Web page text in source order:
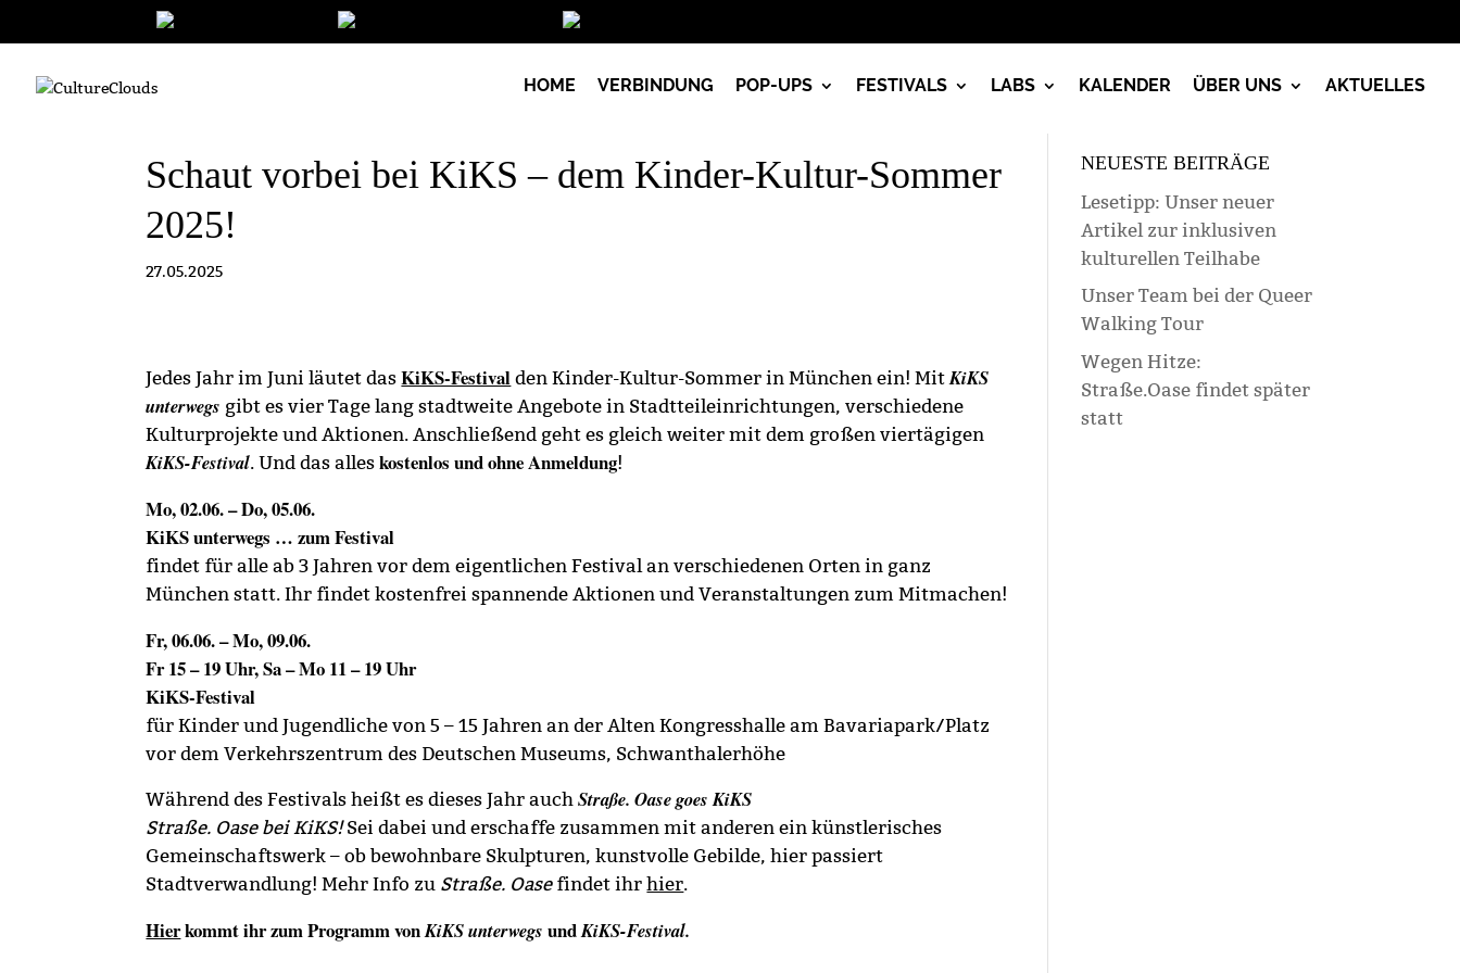
HOME VERBINDUNG POP-UPS FESTIVALS LABS KALENDER ÜBER UNS AKTUELLES
Schaut vorbei bei KiKS – dem Kinder-Kultur-Sommer
2025!
27.05.2025
Jedes Jahr im Juni läutet dasKiKS-Festival den Kinder-Kultur-Sommer in München ein! MitKiKS
unterwegs gibt es vier Tage lang stadtweite Angebote in Stadtteileinrichtungen, verschiedene
Kulturprojekte und Aktionen. Anschließend geht es gleich weiter mit dem großen viertägigen
KiKS-Festival. Und das alleskostenlos und ohne Anmeldung!
Mo, 02.06. – Do, 05.06.
KiKS unterwegs … zum Festival
findet für alle ab 3 Jahren vor dem eigentlichen Festival an verschiedenen Orten in ganz
München statt. Ihr findet kostenfrei spannende Aktionen und Veranstaltungen zum Mitmachen!
Fr, 06.06. – Mo, 09.06.
Fr 15 – 19 Uhr, Sa – Mo 11 – 19 Uhr
KiKS-Festival
für Kinder und Jugendliche von 5 – 15 Jahren an der Alten Kongresshalle am Bavariapark/Platz
vor dem Verkehrszentrum des Deutschen Museums, Schwanthalerhöhe
Während des Festivals heißt es dieses Jahr auchStraße. Oase goes KiKS
Straße. Oase bei KiKS!Sei dabei und erschaffe zusammen mit anderen ein künstlerisches
Gemeinschaftswerk – ob bewohnbare Skulpturen, kunstvolle Gebilde, hier passiert
Stadtverwandlung! Mehr Info zu Straße. Oasefindet ihrhier.
Hierkommt ihr zum Programm vonKiKS unterwegs undKiKS-Festival.
NEUESTE BEITRÄGE
Lesetipp: Unser neuer
Artikel zur inklusiven
kulturellen Teilhabe
Unser Team bei der Queer
Walking Tour
Wegen Hitze:
Straße.Oase findet später
statt